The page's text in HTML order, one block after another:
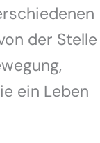
der Stelle
ein Leben